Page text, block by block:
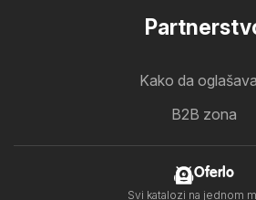
Kako da
B2B zona
Oferlo
Svi katalozi na jednom